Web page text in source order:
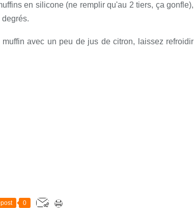
en silicone (ne remplir qu'au 2 tiers, ça gonfle),
avec un peu de jus de citron, laissez refroidir
0